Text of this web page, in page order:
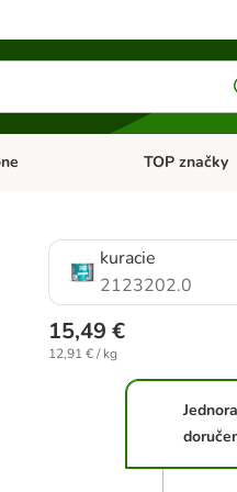
menu: Vtáky Otvoriť menu:
TOP značky
kuracie
2123202.0
15,49 €
12,91 € / kg